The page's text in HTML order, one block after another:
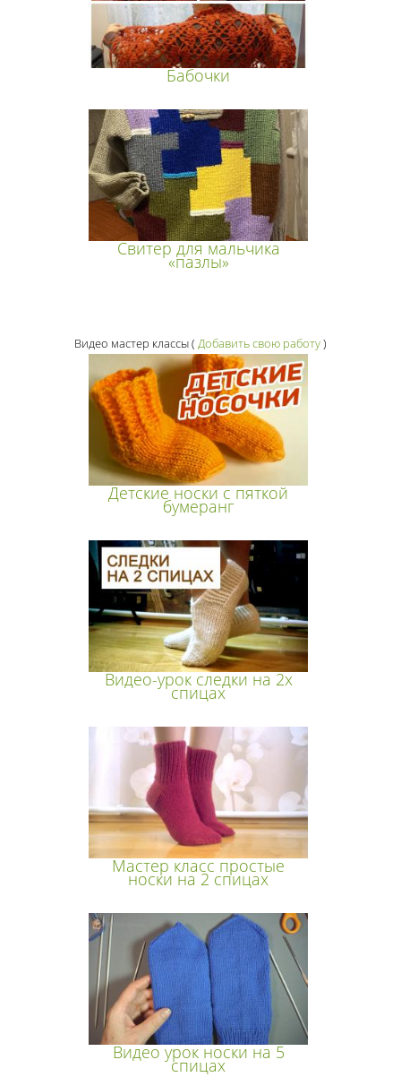
Бабочки
Свитер для мальчика
«пазлы»
Видео мастер классы( Добавить свою работу)
Детские носки с пяткой
бумеранг
Видео-урок следки на 2х
спицах
Мастер класс простые
носки на 2 спицах
Видео урок носки на 5
спицах